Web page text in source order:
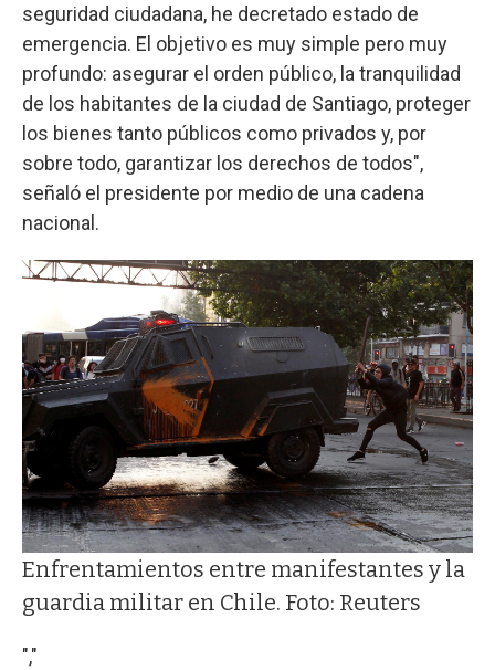
seguridad ciudadana, he decretado estado de
emergencia. El objetivo es muy simple pero muy
profundo: asegurar el orden público, la tranquilidad
de los habitantes de la ciudad de Santiago, proteger
los bienes tanto públicos como privados y, por
sobre todo, garantizar los derechos de todos",
señaló el presidente por medio de una cadena
nacional.
Enfrentamientos entre manifestantes y la
guardia militar en Chile. Foto: Reuters
","